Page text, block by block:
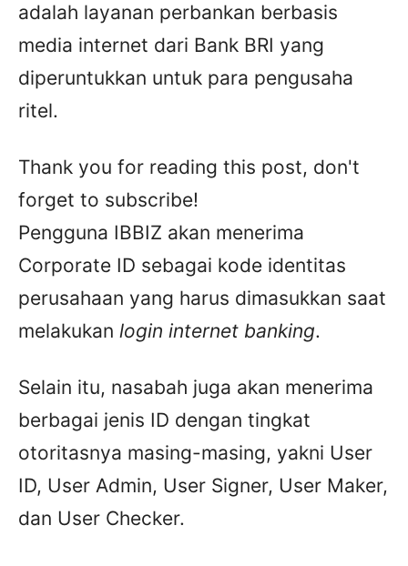
adalah layanan perbankan berbasis
media internet dari Bank BRI yang
diperuntukkan untuk para pengusaha
ritel.
Thank you for reading this post, don't
forget to subscribe!
Pengguna IBBIZ akan menerima
Corporate ID sebagai kode identitas
perusahaan yang harus dimasukkan saat
melakukan login internet banking.
Selain itu, nasabah juga akan menerima
berbagai jenis ID dengan tingkat
otoritasnya masing-masing, yakni User
ID, User Admin, User Signer, User Maker,
dan User Checker.